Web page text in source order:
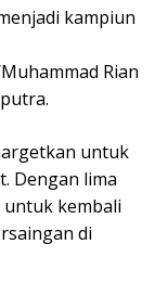
kampiun
Rian
untuk
Dengan lima
kembali
di